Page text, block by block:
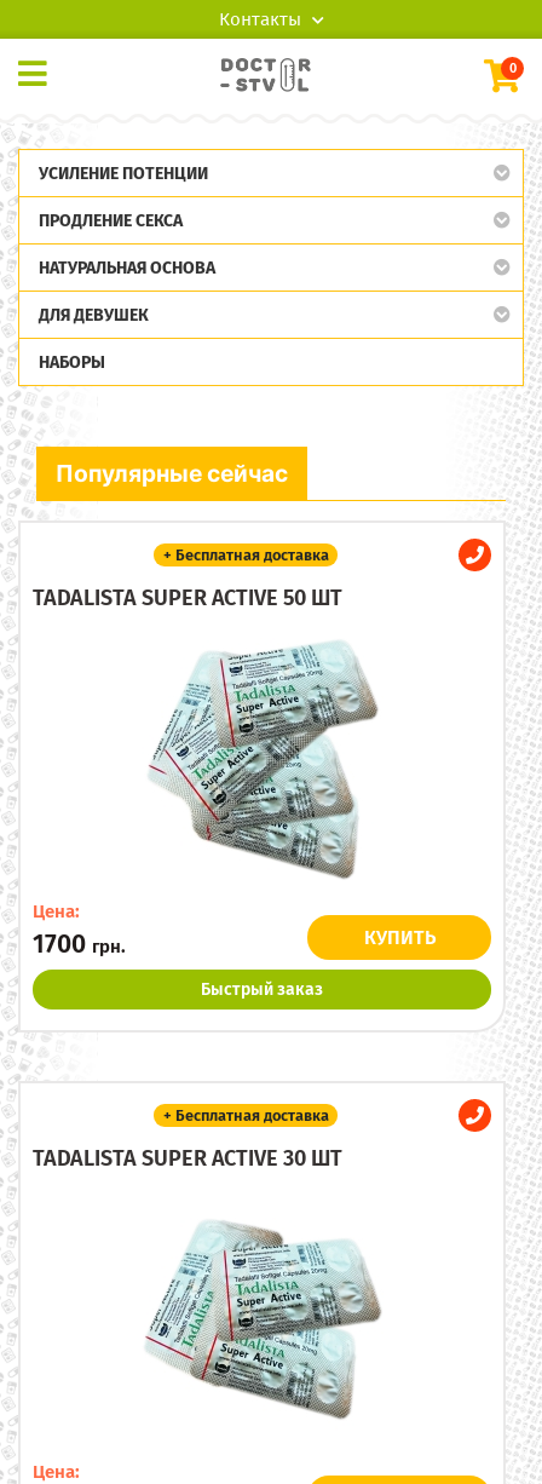
Контакты
0
УСИЛЕНИЕ ПОТЕНЦИИ
ПРОДЛЕНИЕ СЕКСА
НАТУРАЛЬНАЯ ОСНОВА
ДЛЯ ДЕВУШЕК
НАБОРЫ
Популярные сейчас
+ Бесплатная доставка
TADALISTA SUPER ACTIVE 50 ШТ
Цена:
1700 грн. КУПИТЬ
Быстрый заказ
+ Бесплатная доставка
TADALISTA SUPER ACTIVE 30 ШТ
Цена: